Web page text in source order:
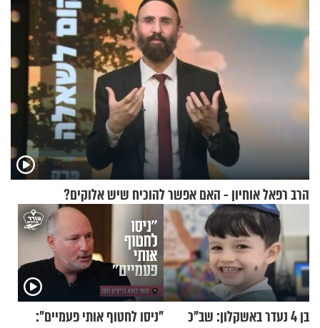
הרב רפאל אוחיון - האם אפשר להוכיח שיש אלוקים?
בן 4 נעדר באשקלון: שב"כ
"ניסו לחטוף אותי פעמיים":